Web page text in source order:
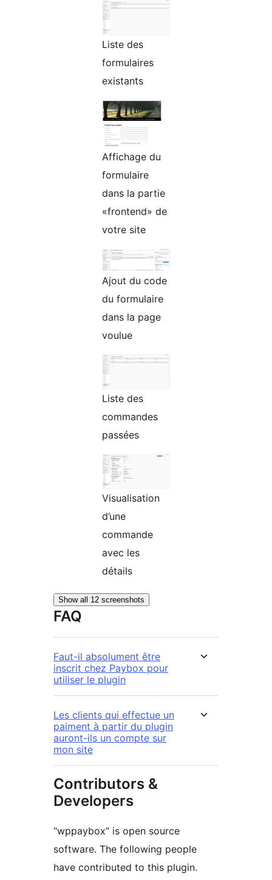
Liste des
formulaires
existants
Affichage du
formulaire
dans la partie
«frontend» de
votre site
Ajout du code
du formulaire
dans la page
voulue
Liste des
commandes
passées
Visualisation
d’une
commande
avec les
détails
Show all 12 screenshots
FAQ
Faut-il absolument être
inscrit chez Paybox pour
utiliser le plugin
Les clients qui effectue un
paiment à partir du plugin
auront-ils un compte sur
mon site
Contributors &
Developers
“wppaybox” is open source
software. The following people
have contributed to this plugin.